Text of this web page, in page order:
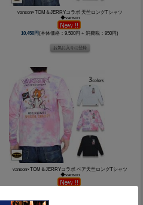
vanson×TOM＆JERRYコラボ 天竺ロングTシャツ
◆vanson
10,450円(本体価格：9,500円 + 消費税：950円)
vanson×TOM＆JERRYコラボ ベア天竺ロングTシャツ
◆vanson